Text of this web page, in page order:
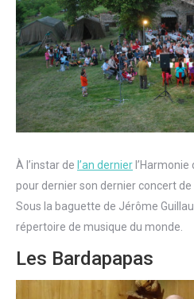
À l’instar de l’an dernier
pour dernier son dernier concert de
Sous la baguette de Jérôme
répertoire de musique du monde.
Les Bardapapas